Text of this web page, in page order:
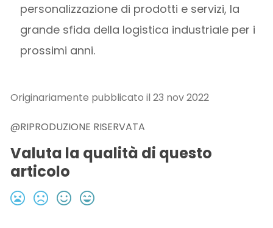
personalizzazione di prodotti e servizi, la
grande sfida della logistica industriale per i
prossimi anni.
Originariamente pubblicato il 23 nov 2022
@RIPRODUZIONE RISERVATA
Valuta la qualità di questo
articolo